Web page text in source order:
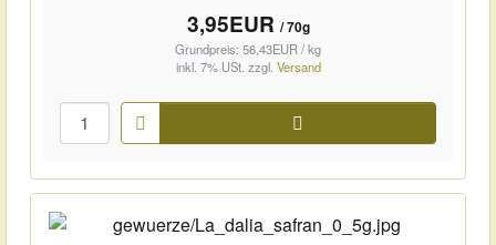
3,95EUR / 70g
Grundpreis: 56,43EUR / kg
inkl. 7% USt. zzgl. Versand